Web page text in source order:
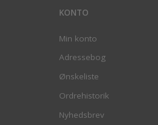
KONTO
Min konto
Adressebog
Ønskeliste
Ordrehistorik
Nyhedsbrev